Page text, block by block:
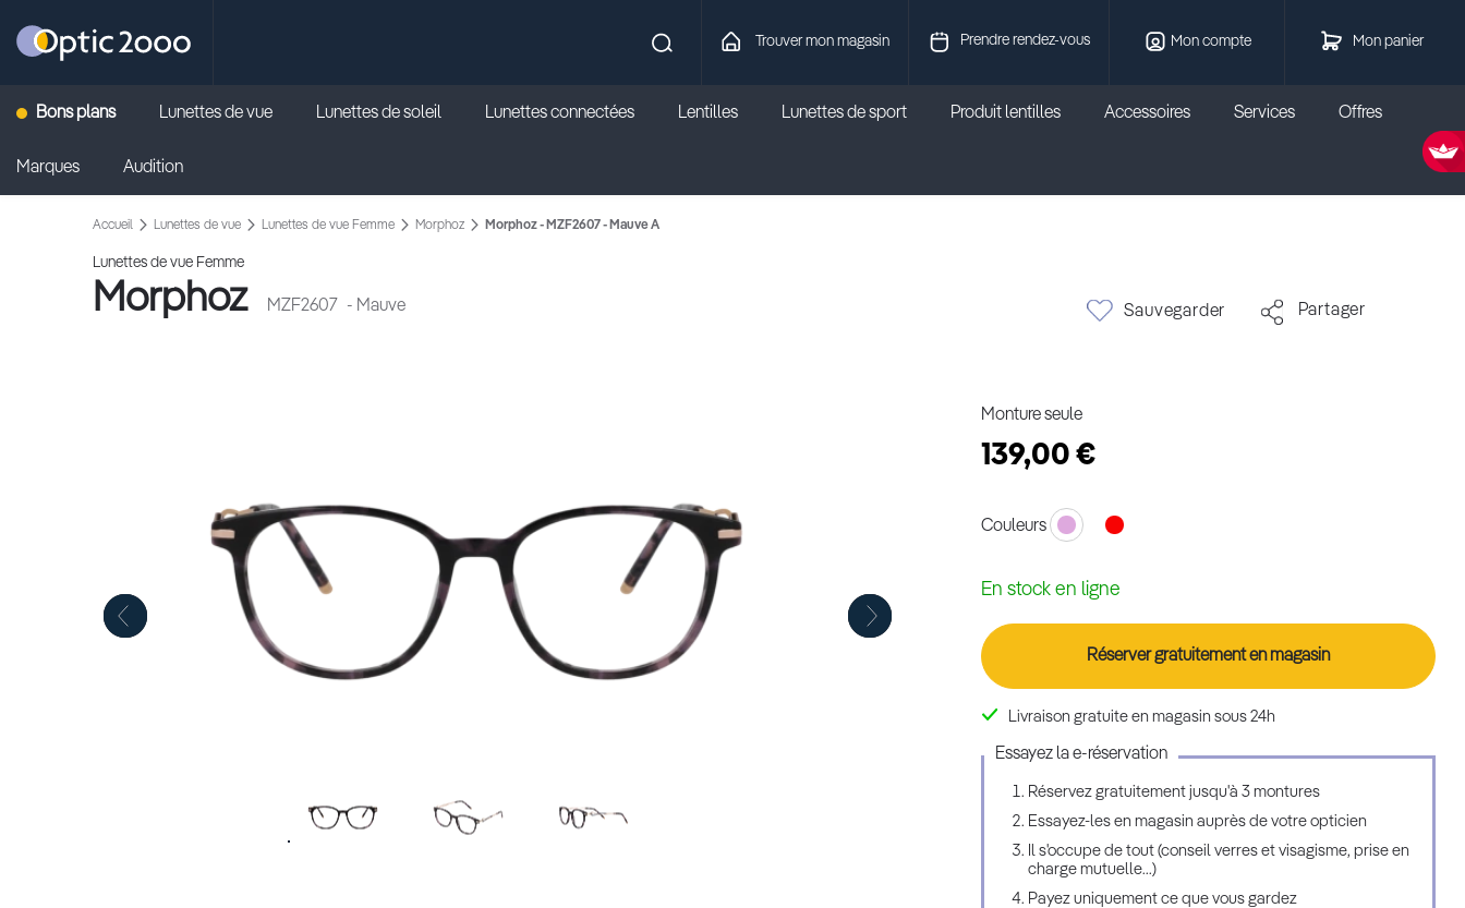
Retour vers la page d'accueil Mon panier
Prendre rendez-vous Mon compte
Trouver mon magasin
Bons plans Lunettes de vue Lunettes de soleil Lunettes connectées Lentilles Lunettes de sport Produit lentilles Accessoires Services Offres
Marques Audition
Accueil Lunettes de vue Lunettes de vue Femme Morphoz Morphoz - MZF2607 - Mauve A
Lunettes de vue Femme
Morphoz MZF2607 - Mauve Sauvegarder Partager
Monture seule
139,00 €
Couleurs
En stock en ligne
Réserver gratuitement en magasin
Livraison gratuite en magasin sous 24h
Essayez la e-réservation
Réservez gratuitement jusqu'à 3 montures
Essayez-les en magasin auprès de votre opticien
Il s'occupe de tout (conseil verres et visagisme, prise en
charge mutuelle...)
Payez uniquement ce que vous gardez